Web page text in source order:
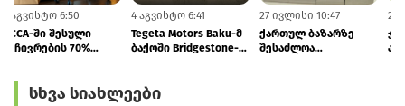
4 აგვისტო 6:50
GCCA-ში შესული
საჩივრების 70%
4 აგვისტო 6:41
Tegeta Motors Baku-მ
ბაქოში Bridgestone-
27 ივლისი 10:47
ქართულ ბაზარზე
შესაძლოა
სხვა სიახლეები